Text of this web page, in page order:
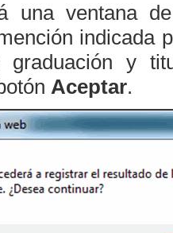
una ventana
indicada
graduación y
Aceptar.